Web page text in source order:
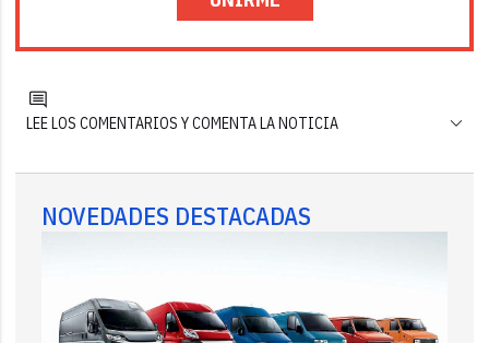
LEE LOS COMENTARIOS Y COMENTA LA NOTICIA
NOVEDADES DESTACADAS